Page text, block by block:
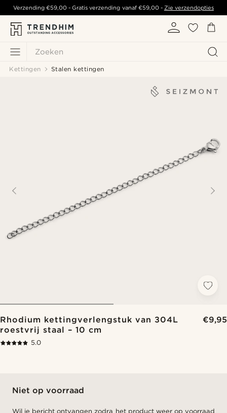
Zoeken
Verzending€59,00 - Gratis verzending vanaf €59,00- Zie verzendopties
Kettingen Stalen kettingen
Rhodium kettingverlengstuk van 304L
roestvrij staal – 10 cm
€9,95
5.0
Niet op voorraad
Wil je bericht ontvangen zodra het product weer op voorraad